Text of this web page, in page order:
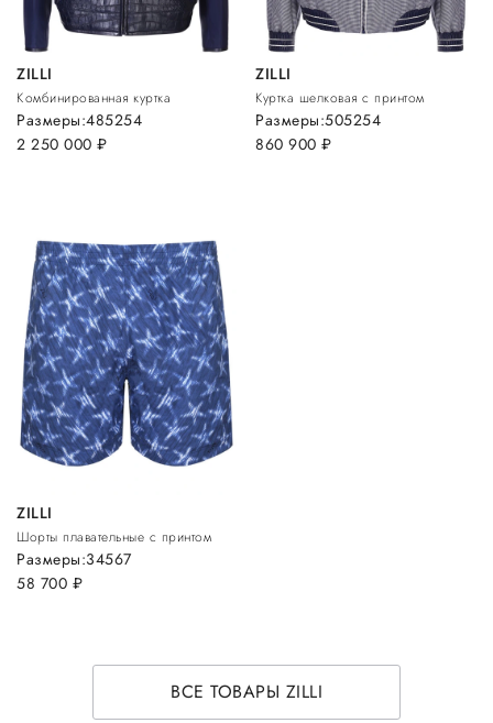
ZILLI
Комбинированная куртка
2 250 000 руб.
Размеры:485254
ZILLI
Куртка шелковая с принтом
860 900руб.
Размеры:505254
ZILLI
Шорты плавательные с принтом
58 700 руб.
Размеры:34567
ВСЕ ТОВАРЫ ZILLI